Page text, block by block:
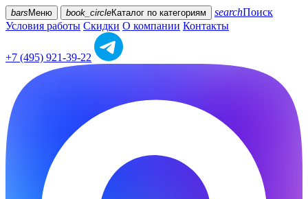
bars Меню book_circleКаталог по категориям searchПоиск
Условия работы Скидки О компании Контакты
+7 (495) 921-39-22